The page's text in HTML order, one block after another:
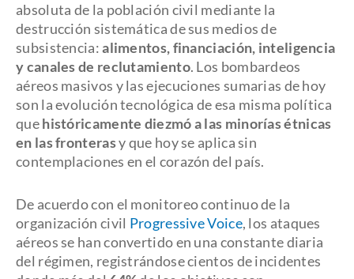
absoluta de la población civil mediante la
destrucción sistemática de sus medios de
subsistencia:alimentos, financiación, inteligencia
y canales de reclutamiento. Los bombardeos
aéreos masivos y las ejecuciones sumarias de hoy
son la evolución tecnológica de esa misma política
quehistóricamente diezmó a las minorías étnicas
en las fronterasy que hoy se aplica sin
contemplaciones en el corazón del país.
De acuerdo con el monitoreo continuo de la
organización civil Progressive Voice, los ataques
aéreos se han convertido en una constante diaria
del régimen, registrándose cientos de incidentes